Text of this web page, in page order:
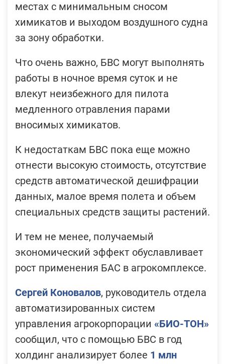
местах с минимальным сносом
химикатов и выходом воздушного судна
за зону обработки.
Что очень важно, БВС могут выполнять
работы в ночное время суток и не
влекут неизбежного для пилота
медленного отравления парами
вносимых химикатов.
К недостаткам БВС пока еще можно
отнести высокую стоимость, отсутствие
средств автоматической дешифрации
данных, малое время полета и объем
специальных средств защиты растений.
И тем не менее, получаемый
экономический эффект обуславливает
рост применения БАС в агрокомплексе.
Сергей Коновалов, руководитель отдела
автоматизированных систем
управления агрокорпорации «БИО-ТОН»
сообщил, что с помощью БВС в год
холдинг анализирует более 1 млн